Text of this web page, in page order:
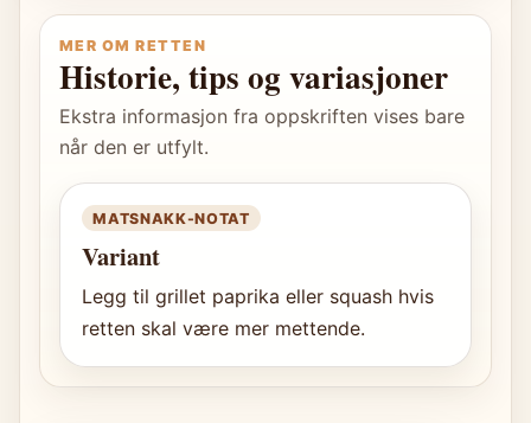
MER OM RETTEN
Historie, tips og variasjoner
Ekstra informasjon fra oppskriften vises bare
når den er utfylt.
MATSNAKK-NOTAT
Variant
Legg til grillet paprika eller squash hvis
retten skal være mer mettende.